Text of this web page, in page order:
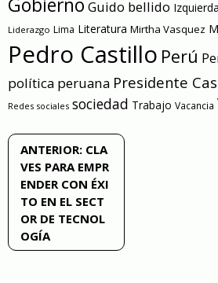
Gobierno Guido bellido Izquierda
Liderazgo Lima Literatura Mirtha Vasquez
Pedro Castillo Perú
política peruana Presidente
Redes sociales sociedad Trabajo Vacancia
Navegación
entradas
ANTERIOR: CLA
VES PARA EMPR
ENDER CON ÉXI
TO EN EL SECT
OR DE TECNOL
OGÍA